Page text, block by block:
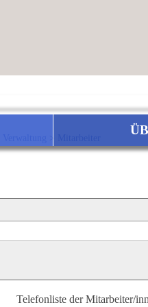
Telefonliste der Mitarbeiter/